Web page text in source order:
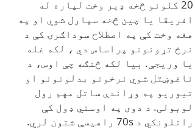
20 کلونو څخه ډیر وخت لپاره له
افریقا یا چین څخه سپارل شوي او په
هغه وخت کې په اصطلاح سوداګرۍ کې د
نرخ تړونونو پراساس دي ، لکه غله
یا وريجې. بیا لکه څنګه چې اوس، د
ناغوښتل شوي نرخونو بدلونونو او
تیوریو په وړاندې ساتل مهم رول
لوبولی. د دوی په اوسني ډول کې
راتلونکي د 70s راهیسې شتون لري.